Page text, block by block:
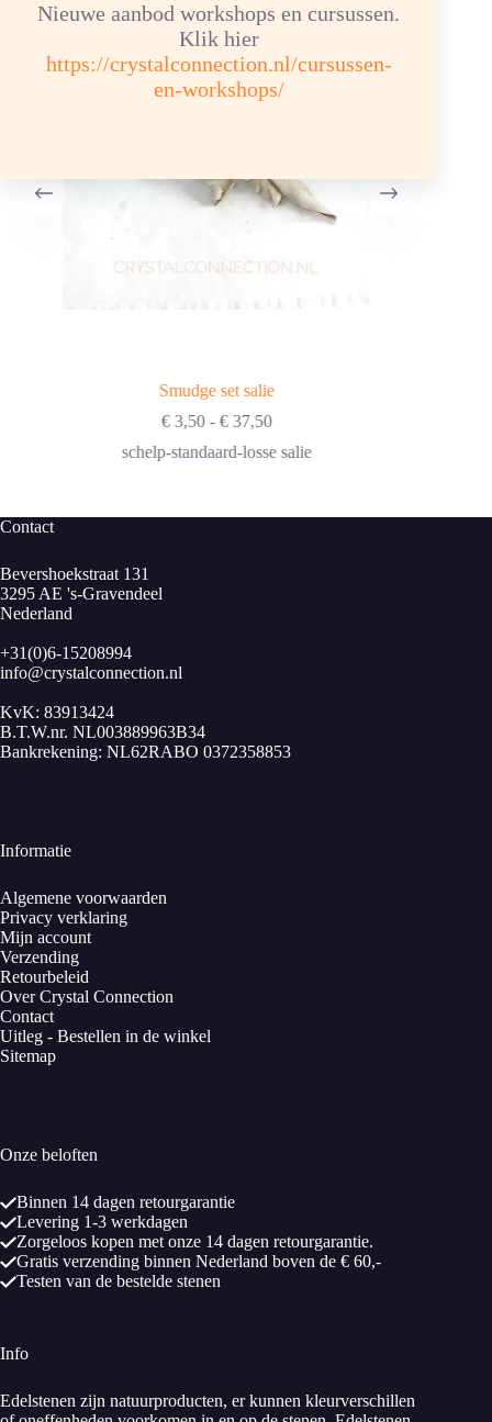
Nieuwe aanbod workshops en cursussen.
Klik hier
https://crystalconnection.nl/cursussen-
en-workshops/
Smudge set salie
€3,50 - €37,50Prijsklasse:
tot
schelp-standaard-losse salie
Contact
Bevershoekstraat 131
3295 AE 's-Gravendeel
Nederland
+31(0)6-15208994
info@crystalconnection.nl
KvK: 83913424
B.T.W.nr. NL003889963B34
Bankrekening: NL62RABO 0372358853
Informatie
Algemene voorwaarden
Privacy verklaring
Mijn account
Verzending
Retourbeleid
Over Crystal Connection
Contact
Uitleg - Bestellen in de winkel
Sitemap
Onze beloften
Binnen 14 dagen retourgarantie
Levering 1-3 werkdagen
Zorgeloos kopen met onze 14 dagen retourgarantie.
Gratis verzending binnen Nederland boven de € 60,-
Testen van de bestelde stenen
Info
Edelstenen zijn natuurproducten, er kunnen kleurverschillen